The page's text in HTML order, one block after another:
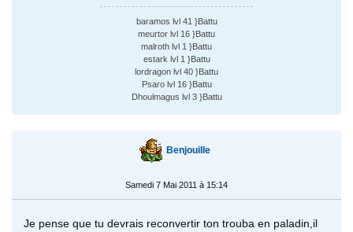
baramos lvl 41 }Battu
meurtor lvl 16 }Battu
malroth lvl 1 }Battu
estark lvl 1 }Battu
lordragon lvl 40 }Battu
Psaro lvl 16 }Battu
Dhoulmagus lvl 3 }Battu
Benjouille
Samedi 7 Mai 2011 à 15:14
Je pense que tu devrais reconvertir ton trouba en paladin,il